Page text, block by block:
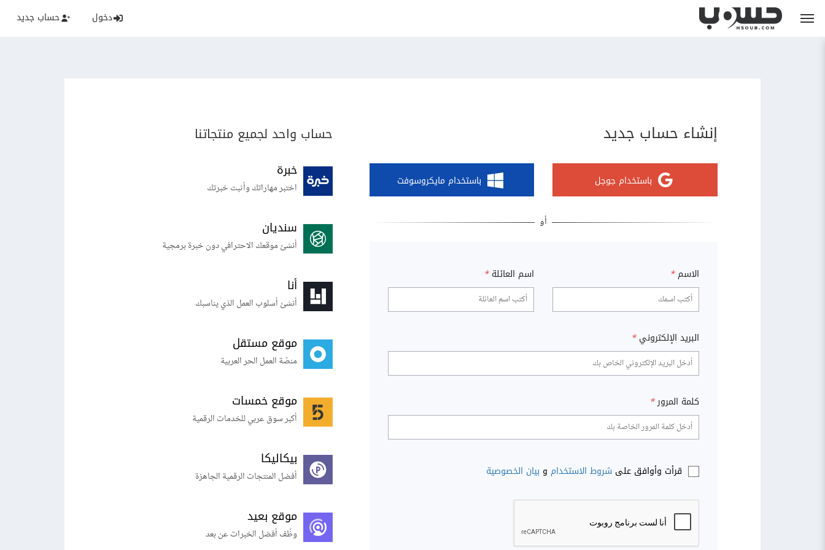
دخول حساب جديد
إنشاء حساب جديد
باستخدام جوجل باستخدام مايكروسوفت
الاسم * اسم العائلة *
البريد الإلكتروني *
كلمة المرور*
قرأت وأوافق على شروط الاستخدام و بيان الخصوصية
حساب واحد لجميع منتجاتنا
خبرة
اختبر مهاراتك وأثبت خبرتك
سنديان
أنشئ موقعك الاحترافي دون خبرة برمجية
أنا
أنشئ أسلوب العمل الذي يناسبك
موقع مستقل
منصّة العمل الحر العربية
موقع خمسات
أكبر سوق عربي للخدمات الرقمية
بيكاليكا
أفضل المنتجات الرقمية الجاهزة
موقع بعيد
وظّف أفضل الخبرات عن بعد